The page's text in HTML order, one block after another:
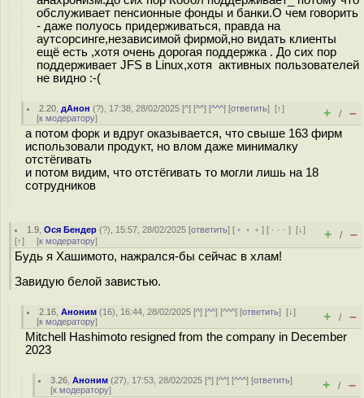
обслуживает пенсионные фонды и банки.О чем говорить
- даже полуось придерживаться, правда на
аутсорсинге,независимой фирмой,но видать клиенты
ещё есть ,хотя очень дорогая поддержка . До сих пор
поддерживает JFS в Linux,хотя активных пользователей
не видно :-(
2.20 дАнон (?), 17:38, 28/02/2025 [^] [^^] [^^^] [ответить][↑]
[к модератору] + / –
а потом форк и вдруг оказывается, что свыше 163 фирм
использовали продукт, но влом даже минималку
отстёгивать
и потом видим, что отстёгивать то могли лишь на 18
сотрудников
1.9 ,Ося Бендер (?), 15:57, 28/02/2025 [ответить] [ ﹢﹢﹢] [ · · ·][↓]
[↑] [к модератору] + / –
Будь я Хашимото, нажрался-бы сейчас в хлам!
Завидую белой завистью.
2.16 ,Аноним (16), 16:44, 28/02/2025 [^] [^^] [^^^] [ответить][↓]
[к модератору] + / –
Mitchell Hashimoto resigned from the company in December
2023
3.26 ,Аноним (27), 17:53, 28/02/2025 [^] [^^] [^^^] [ответить]
[к модератору] + / –